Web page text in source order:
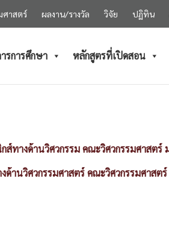
ศาสตร์ ผลงาน/รางวัล วิจัย ปฏิทิน
รการศึกษา หลักสูตรที่เปิดสอน
ทางด้านวิศวกรรม คณะวิศวกรรมศาสต
านวิศวกรรมศาสตร์ คณะวิศวกรรมศาส